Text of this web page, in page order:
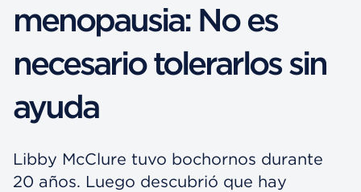
menopausia: No es
necesario tolerarlos sin
ayuda
Libby McClure tuvo bochornos durante
20 años. Luego descubrió que hay